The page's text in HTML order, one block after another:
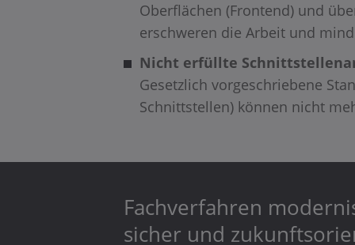
Oberflächen (Frontend) und
erschweren die Arbeit und
Nicht erfüllte
Gesetzlich vorgeschriebene
Schnittstellen) können nicht
Fachverfahren
sicher und